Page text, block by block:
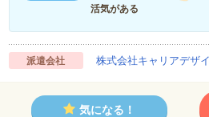
活気がある
派遣会社 株式会社キャリアデザ
気になる！